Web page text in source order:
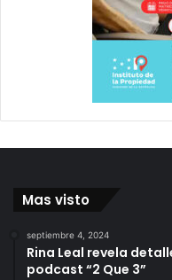
Mas visto
septiembre 4, 2024
Rina Leal revela
podcast “2 Que 3”